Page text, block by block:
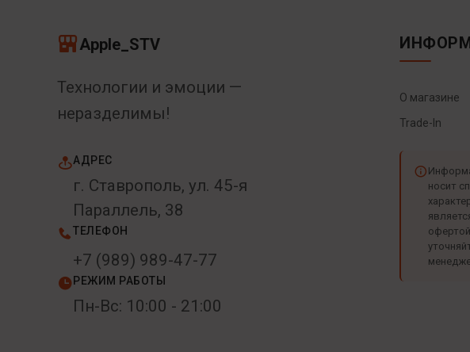
Apple_STV
Технологии и эмоции —
неразделимы!
АДРЕС
г. Ставрополь, ул. 45-я
Параллель, 38
ТЕЛЕФОН
+7 (989) 989-47-77
РЕЖИМ РАБОТЫ
Пн-Вс: 10:00 - 21:00
О магазине
Trade-In
носит